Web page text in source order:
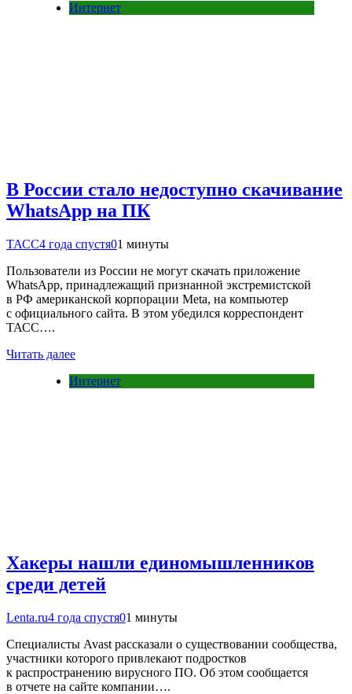
Интернет
В России стало недоступно скачивание
WhatsApp на ПК
ТАСС4 года спустя01 минуты
Пользователи из России не могут скачать приложение
WhatsApp, принадлежащий признанной экстремистской
в РФ американской корпорации Meta, на компьютер
с официального сайта. В этом убедился корреспондент
ТАСС….
Читать далее
Интернет
Хакеры нашли единомышленников
среди детей
Lenta.ru4 года спустя01 минуты
Специалисты Avast рассказали о существовании сообщества,
участники которого привлекают подростков
к распространению вирусного ПО. Об этом сообщается
в отчете на сайте компании….